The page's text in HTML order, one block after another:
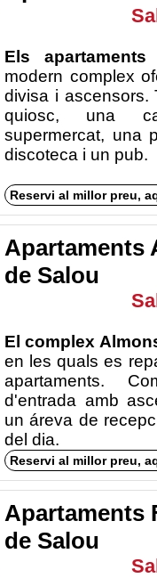
Els
modern complex
divisa i ascensors.
quiosc, una
supermercat, una
Reservi al millor preu,
Apartaments
de Salou
El complex
en les quals es
apartaments.
d'entrada amb
un áreva de
del
Reservi al millor preu,
Apartaments
de Salou